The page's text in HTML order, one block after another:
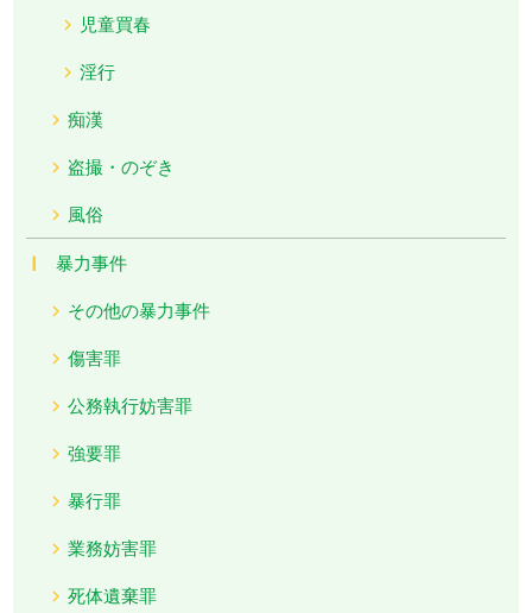
児童買春
淫行
痴漢
盗撮・のぞき
風俗
暴力事件
その他の暴力事件
傷害罪
公務執行妨害罪
強要罪
暴行罪
業務妨害罪
死体遺棄罪